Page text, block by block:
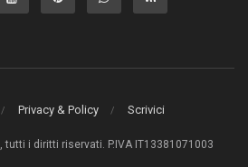
Privacy & Policy Scrivici
tutti i diritti riservati. P.IVA IT13381071003